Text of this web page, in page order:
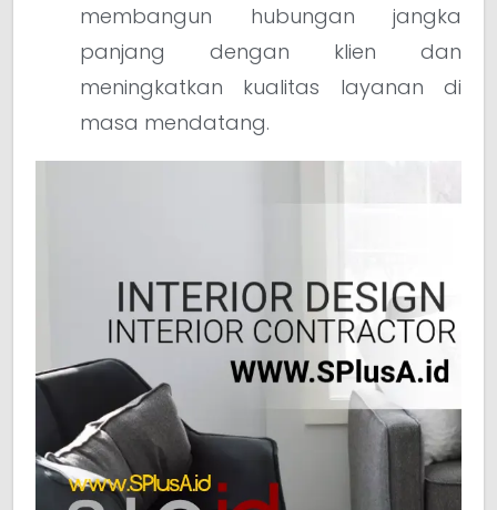
membangun hubungan jangka
panjang dengan klien dan
meningkatkan kualitas layanan di
masa mendatang.